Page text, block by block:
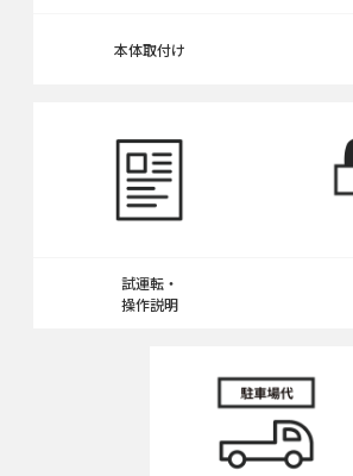
本体取付け
試運転・
操作説明